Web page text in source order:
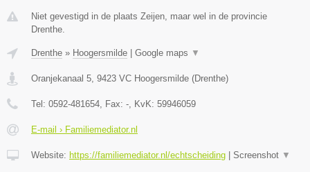
Niet gevestigd in de plaats Zeijen, maar wel in de provincie
Drenthe.
Drenthe » Hoogersmilde | Google maps ▼
Oranjekanaal 5 9423 VC Hoogersmilde (Drenthe)
Tel: 0592-481654 , Fax: - , KvK: 59946059
E-mail › Familiemediator.nl
Website: https://familiemediator.nl/echtscheiding | Screenshot ▼